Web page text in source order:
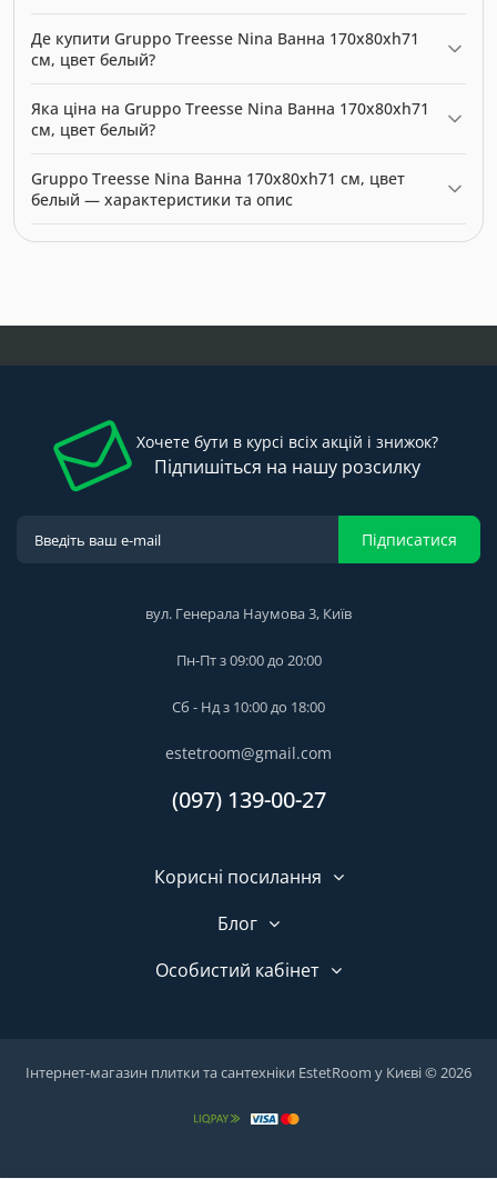
Де купити Gruppo Treesse Nina Ванна 170x80xh71
см, цвет белый?
купити в нашому інтернет-магазині за ціною 0.00 грн.
Категорія:
Яка ціна на Gruppo Treesse Nina Ванна 170x80xh71
см, цвет белый?
цвет белый — 0.00 грн. Виробник: Gruppo Treesse.
Gruppo Treesse Nina Ванна 170x80xh71 см, цвет
белый — характеристики та опис
Хочете бути в курсі всіх акцій і знижок?
Підпишіться на нашу розсилку
Підписатися
вул. Генерала Наумова 3, Київ
Пн-Пт з 09:00 до 20:00
Сб - Нд з 10:00 до 18:00
estetroom@gmail.com
(097) 139-00-27
Корисні посилання
Блог
Особистий кабінет
Інтернет-магазин плитки та сантехніки EstetRoom у Києві © 2026